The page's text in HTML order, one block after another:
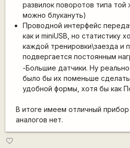
развилок поворотов типа той
можно блукануть)
Проводной интерфейс
как и miniUSB, но статистику
каждой тренировки\заезда и
подвергается постоянным
-Большие датчики. Ну
было бы их поменьше
удобной формы, хотя бы как
В итоге имеем отличный
аналогов нет.
favorite_border